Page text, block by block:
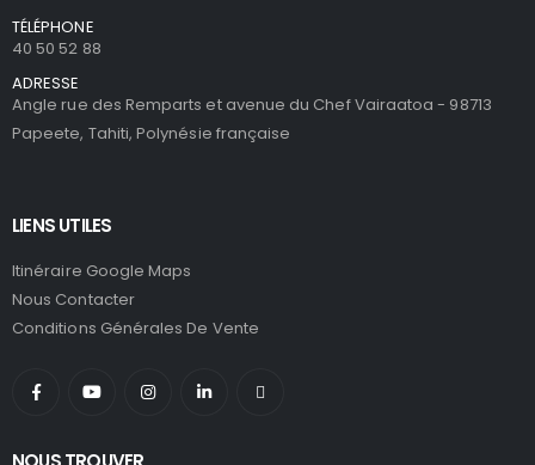
TÉLÉPHONE
40 50 52 88
ADRESSE
Angle rue des Remparts et avenue du Chef Vairaatoa - 98713
Papeete, Tahiti, Polynésie française
LIENS UTILES
Itinéraire Google Maps
Nous Contacter
Conditions Générales De Vente